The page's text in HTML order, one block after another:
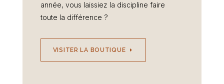
année, vous laissiez la discipline faire
toute la différence ?
VISITER LA BOUTIQUE